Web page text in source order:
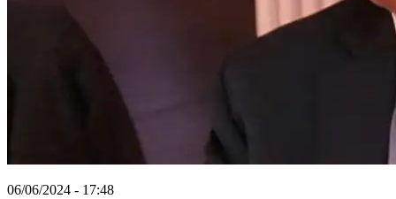
06/06/2024 - 17:48